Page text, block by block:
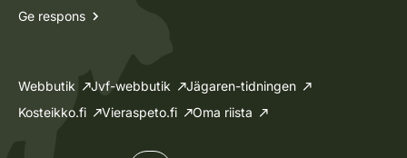
Ge respons
Webbutik Jvf-webbutik
Jägaren-tidningen
Kosteikko.fi
Vieraspeto.fi Oma riista